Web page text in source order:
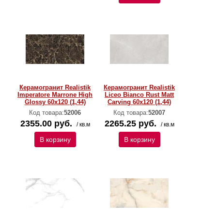
Керамогранит Realistik
Imperatore Marrone High
Glossy 60x120 (1,44)
Код товара:52006
2355.00 руб. / кв.м
В корзину
Керамогранит Realistik
Liceo Bianco Rust Matt
Carving 60x120 (1,44)
Код товара:52007
2265.25 руб. / кв.м
В корзину